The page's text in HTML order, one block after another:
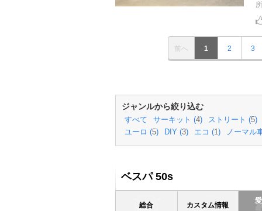
前へ 1 2 3
ジャンルから絞り込む
すべて サーキット (4) ストリート (5)
ユーロ (5) DIY (3) エコ (1) ノーマル
ベスパ 50s
総合 カスタム情報